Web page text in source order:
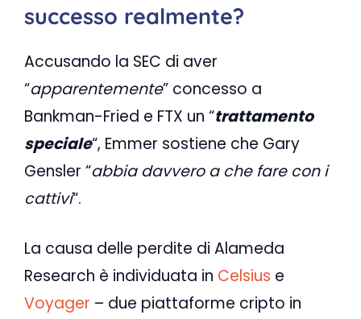
successo realmente?
Accusando la SEC di aver
“apparentemente” concesso a
Bankman-Fried e FTX un “trattamento
speciale“, Emmer sostiene che Gary
Gensler “abbia davvero a che fare con i
cattivi“.
La causa delle perdite di Alameda
Research è individuata in Celsius e
Voyager – due piattaforme cripto in